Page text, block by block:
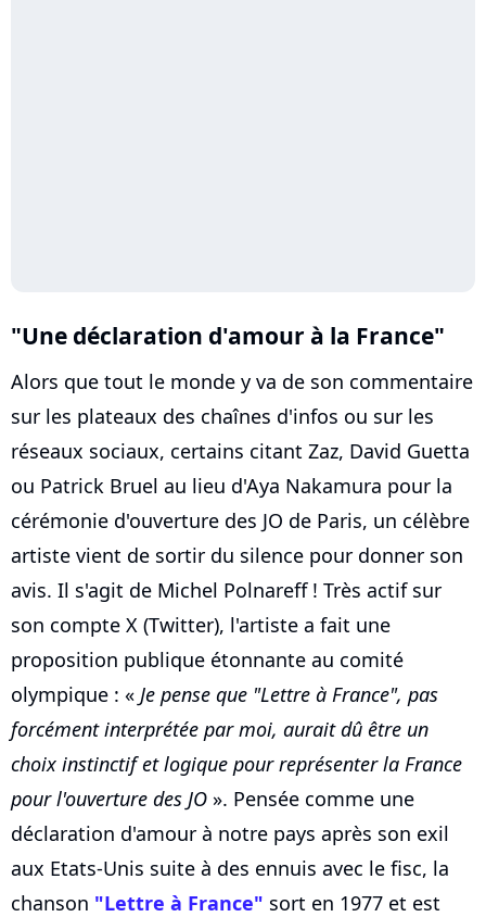
"Une déclaration d'amour à la France"
Alors que tout le monde y va de son commentaire
sur les plateaux des chaînes d'infos ou sur les
réseaux sociaux, certains citant Zaz, David Guetta
ou Patrick Bruel au lieu d'Aya Nakamura pour la
cérémonie d'ouverture des JO de Paris, un célèbre
artiste vient de sortir du silence pour donner son
avis. Il s'agit de Michel Polnareff ! Très actif sur
son compte X (Twitter), l'artiste a fait une
proposition publique étonnante au comité
olympique : « Je pense que "Lettre à France", pas
forcément interprétée par moi, aurait dû être un
choix instinctif et logique pour représenter la France
pour l'ouverture des JO ». Pensée comme une
déclaration d'amour à notre pays après son exil
aux Etats-Unis suite à des ennuis avec le fisc, la
chanson "Lettre à France" sort en 1977 et est